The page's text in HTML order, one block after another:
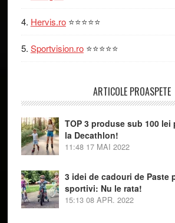
Hervis.ro⭐⭐⭐⭐⭐
Sportvision.ro⭐⭐⭐⭐⭐
ARTICOLE PROASPETE
TOP 3 produse sub 100
la Decathlon!
11:48 17 MAI 2022
3 idei de cadouri de Paste
sportivi: Nu le rata!
15:13 08 APR. 2022